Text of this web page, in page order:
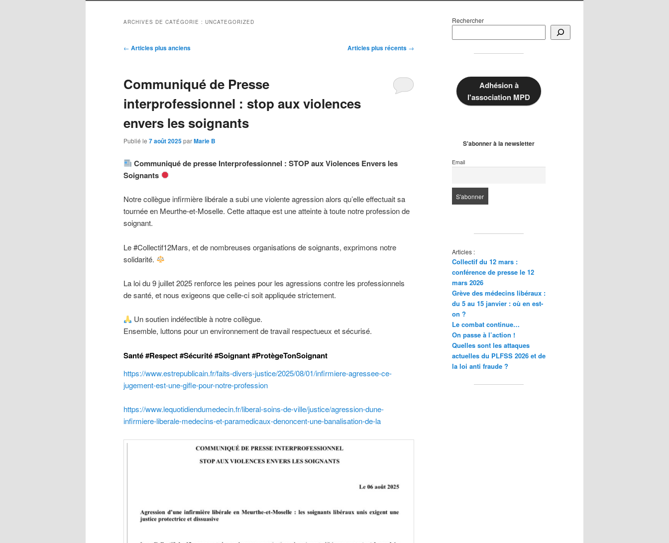
ARCHIVES DE CATÉGORIE : UNCATEGORIZED
Navigation
← Articles plus anciens Articles plus récents →
Communiqué de Presse
interprofessionnel : stop aux violences
envers les soignants
Publié le 7 août 2025parMarie B
Communiqué de presse Interprofessionnel : STOP aux Violences Envers les
Soignants
Notre collègue infirmière libérale a subi une violente agression alors qu’elle effectuait sa
tournée en Meurthe-et-Moselle. Cette attaque est une atteinte à toute notre profession de
soignant.
Le #Collectif12Mars, et de nombreuses organisations de soignants, exprimons notre
solidarité.
La loi du 9 juillet 2025 renforce les peines pour les agressions contre les professionnels
de santé, et nous exigeons que celle-ci soit appliquée strictement.
Un soutien indéfectible à notre collègue.
Ensemble, luttons pour un environnement de travail respectueux et sécurisé.
Santé #Respect #Sécurité #Soignant #ProtègeTonSoignant
https://www.estrepublicain.fr/faits-divers-justice/2025/08/01/infirmiere-agressee-ce-
jugement-est-une-gifle-pour-notre-profession
https://www.lequotidiendumedecin.fr/liberal-soins-de-ville/justice/agression-dune-
infirmiere-liberale-medecins-et-paramedicaux-denoncent-une-banalisation-de-la
Rechercher
Adhésion à
l'association MPD
S'abonner à la newsletter
Email
Articles :
Collectif du 12 mars :
conférence de presse le 12
mars 2026
Grève des médecins libéraux :
du 5 au 15 janvier : où en est-
on ?
Le combat continue…
On passe à l’action !
Quelles sont les attaques
actuelles du PLFSS 2026 et de
la loi anti fraude ?